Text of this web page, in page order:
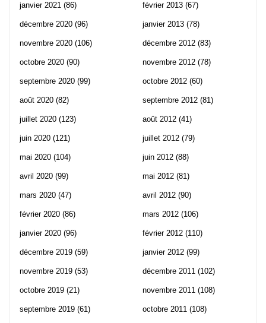
janvier 2021 (86)
décembre 2020 (96)
novembre 2020 (106)
octobre 2020 (90)
septembre 2020 (99)
août 2020 (82)
juillet 2020 (123)
juin 2020 (121)
mai 2020 (104)
avril 2020 (99)
mars 2020 (47)
février 2020 (86)
janvier 2020 (96)
décembre 2019 (59)
novembre 2019 (53)
octobre 2019 (21)
septembre 2019 (61)
février 2013 (67)
janvier 2013 (78)
décembre 2012 (83)
novembre 2012 (78)
octobre 2012 (60)
septembre 2012 (81)
août 2012 (41)
juillet 2012 (79)
juin 2012 (88)
mai 2012 (81)
avril 2012 (90)
mars 2012 (106)
février 2012 (110)
janvier 2012 (99)
décembre 2011 (102)
novembre 2011 (108)
octobre 2011 (108)